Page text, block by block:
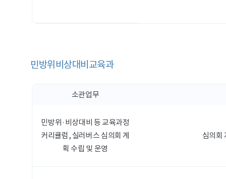
민방위비상대비교육과
소관업무
민방위·비상대비 등 교육과정
커리큘럼, 실러버스 심의회 계
획 수립 및 운영
심의회